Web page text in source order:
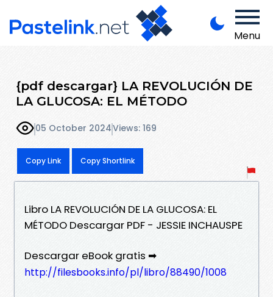
Menu
{pdf descargar} LA REVOLUCIÓN DE
LA GLUCOSA: EL MÉTODO
05 October 2024Views: 169
Copy Link Copy Shortlink
Libro LA REVOLUCIÓN DE LA GLUCOSA: EL
MÉTODO Descargar PDF - JESSIE INCHAUSPE
Descargar eBook gratis ➡
http://filesbooks.info/pl/libro/88490/1008